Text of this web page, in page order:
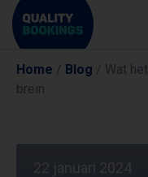
Home / Blog / Wat
brein
22 januari 2024